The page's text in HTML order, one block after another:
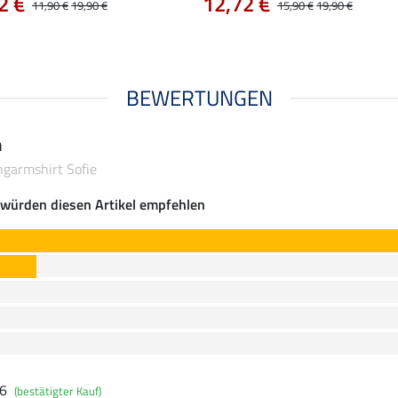
11,90 €19,90 € 15,90 €19,90 €
BEWERTUNGEN
Sofie
diesen Artikel empfehlen
(bestätigter Kauf)